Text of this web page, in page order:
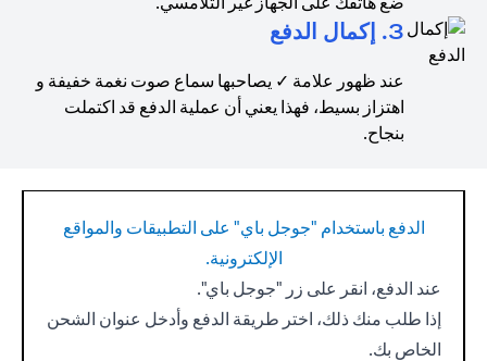
3. إكمال الدفع
عند ظهور علامة ✓ يصاحبها سماع صوت نغمة خفيفة و
اهتزاز بسيط، فهذا يعني أن عملية الدفع قد اكتملت
بنجاح.
الدفع باستخدام "جوجل باي" على التطبيقات والمواقع
الإلكترونية.
عند الدفع، انقر على زر "جوجل باي".
إذا طلب منك ذلك، اختر طريقة الدفع وأدخل عنوان الشحن
الخاص بك.